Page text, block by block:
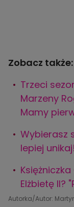
Zobacz także:
Trzeci
Marzeny
Mamy
Wybierasz
lepiej unikaj!
Elżbietę II?
Autorka/Autor: